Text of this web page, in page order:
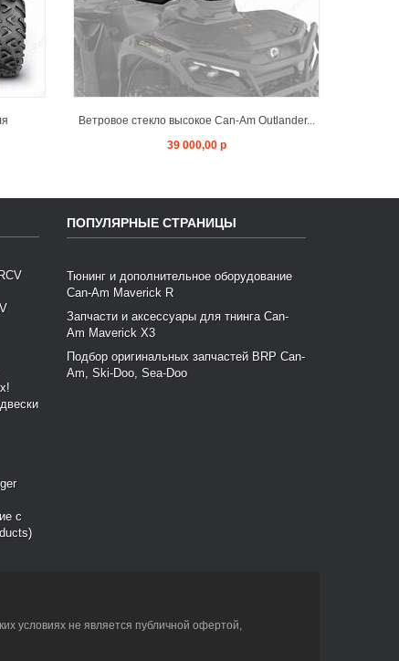
Ветровое стекло высокое Can-Am Outlander...
39 000,00 р
с
ПОПУЛЯРНЫЕ СТРАНИЦЫ
Тюнинг и дополнительное оборудование
Can-Am Maverick R
Запчасти и аксессуары для тнинга Can-
Am Maverick X3
Подбор оригинальных запчастей BRP Can-
Am, Ski-Doo, Sea-Doo
условиях не является публичной офертой,